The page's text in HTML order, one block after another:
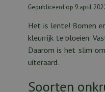
Gepubliceerd op 9 april
Het is lente! Bomen
kleurrijk te bloeien.
Daarom is het slim om
uiteraard.
Soorten